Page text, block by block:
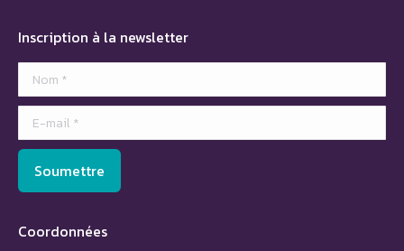
Inscription à la newsletter
Nom *
E-mail *
Soumettre
Coordonnées